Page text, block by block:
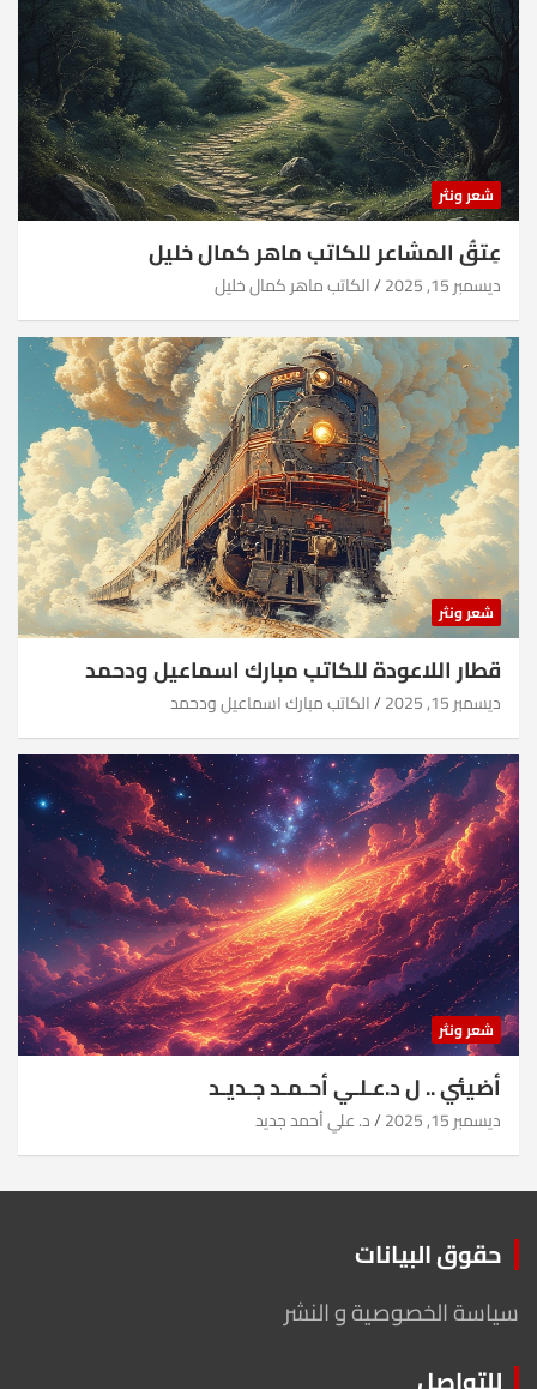
شعر ونثر
عِتقُ المشاعر للكاتب ماهر كمال خليل
ديسمبر 15, 2025 الكاتب ماهر كمال خليل
شعر ونثر
قطار اللاعودة للكاتب مبارك اسماعيل ودحمد
ديسمبر 15, 2025 الكاتب مبارك اسماعيل ودحمد
شعر ونثر
أضيئي .. ل د.عـلـي أحـمـد جـديـد
ديسمبر 15, 2025 د. علي أحمد جديد
حقوق البيانات
سياسة الخصوصية و النشر